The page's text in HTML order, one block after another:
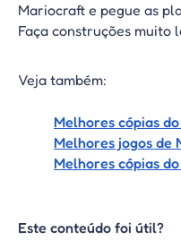
Mariocraft e pegue as
Faça construções muito
Veja também:
Melhores cópias
Melhores jogos de
Melhores cópias
Este conteúdo foi útil?